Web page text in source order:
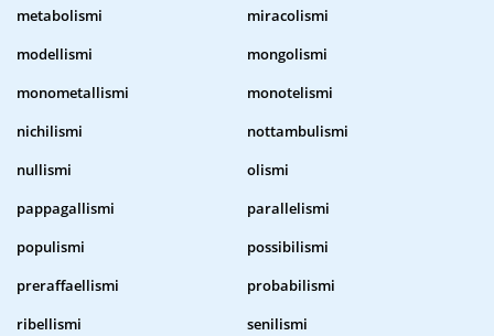
metabolismi
miracolismi
modellismi
mongolismi
monometallismi
monotelismi
nichilismi
nottambulismi
nullismi
olismi
pappagallismi
parallelismi
populismi
possibilismi
preraffaellismi
probabilismi
ribellismi
senilismi